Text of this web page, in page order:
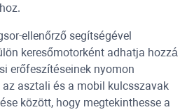
ellenőrző segítségével
keresőmotorként adhatja hozzá
erőfeszítéseinek nyomon
asztali és a mobil kulcsszavak
között, hogy megtekinthesse a